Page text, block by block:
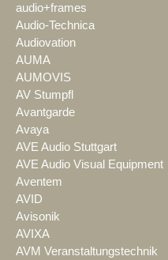
audio+frames
Audio-Technica
Audiovation
AUMA
AUMOVIS
AV Stumpfl
Avantgarde
Avaya
AVE Audio Stuttgart
AVE Audio Visual Equipment
Aventem
AVID
Avisonik
AVIXA
AVM Veranstaltungstechnik